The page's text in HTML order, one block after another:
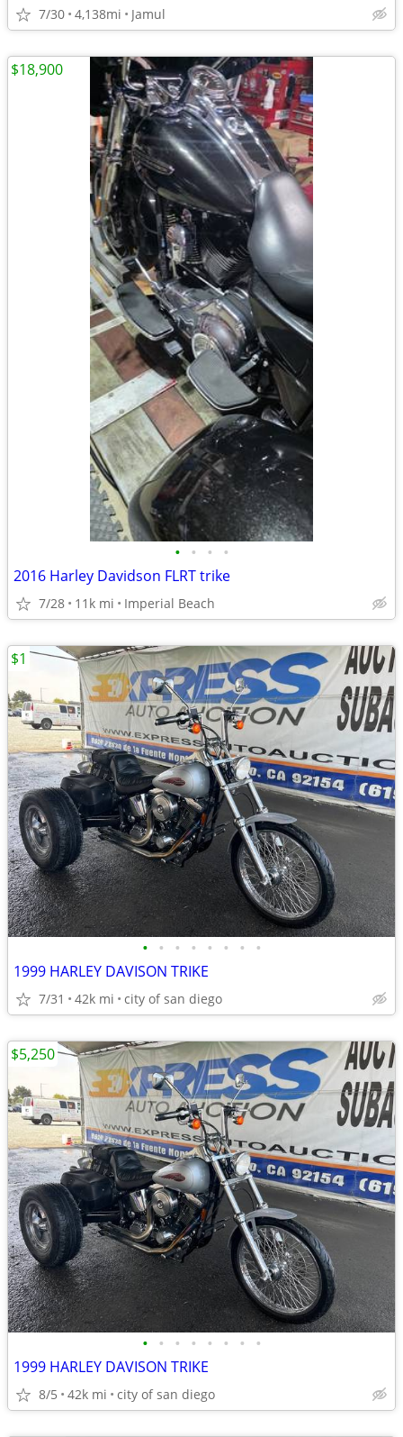
7/30 4,138mi Jamul
• • • •
2016 Harley Davidson FLRT trike
7/28 11k mi Imperial Beach
$18,900
• • • • • • • •
1999 HARLEY DAVISON TRIKE
7/31 42k mi city of san diego
$1
• • • • • • • •
1999 HARLEY DAVISON TRIKE
8/5 42k mi city of san diego
$5,250